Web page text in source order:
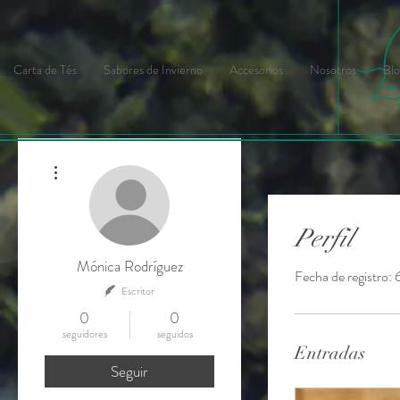
Carta de Tés Sabores de Invierno Accesorios Nosotros
Perfil
Fecha de
Entradas
Mónica Rodríguez
Escritor
0
seguidores
0
seguidos
Seguir